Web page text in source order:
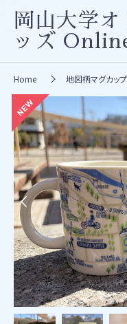
岡山大学オ
ッズ
Home 地図柄マグカップ
Previous